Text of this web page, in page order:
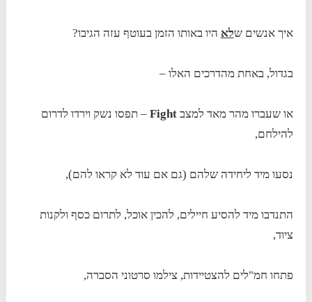
איך אנשים שלא היו באותו הזמן בעוטף עזה הגיבו?
בגדול, באחת מהדרכים האלו –
או שעברו מהר מאד למצב Fight
– תפסו נשק וירדו לדרום
להילחם,
נסעו מיד ליחידה שלהם (גם אם עוד לא קראו להם),
התנדבו מיד להסיע חיילים, להכין אוכל, לתרום כסף ולקנות
ציוד,
פתחו חמ"לים להצטיידות, צילמו סרטוני הסברה,